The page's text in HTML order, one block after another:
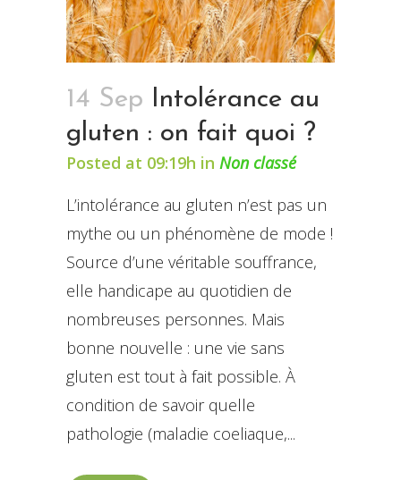
14 Sep Intolérance au
gluten : on fait quoi ?
Posted at 09:19h in Non classé
L’intolérance au gluten n’est pas un
mythe ou un phénomène de mode !
Source d’une véritable souffrance,
elle handicape au quotidien de
nombreuses personnes. Mais
bonne nouvelle : une vie sans
gluten est tout à fait possible. À
condition de savoir quelle
pathologie (maladie coeliaque,...